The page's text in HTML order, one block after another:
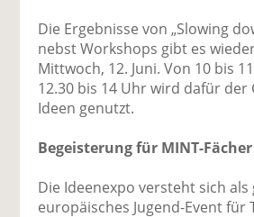
Die Ergebnisse von „Slowing
nebst Workshops gibt es
Mittwoch, 12. Juni. Von 10 bis
12.30 bis 14 Uhr wird dafür der
Ideen genutzt.
Begeisterung für MINT-
Die Ideenexpo versteht sich
europäisches Jugend-Event für